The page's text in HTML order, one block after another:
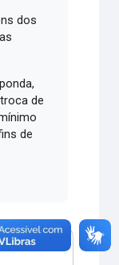
dos
de
de